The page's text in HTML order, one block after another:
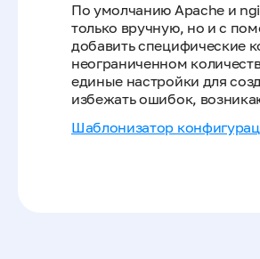
По умолчанию Apache и
только вручную, но и с
добавить специфические
неограниченном
единые настройки для
избежать ошибок,
Шаблонизатор